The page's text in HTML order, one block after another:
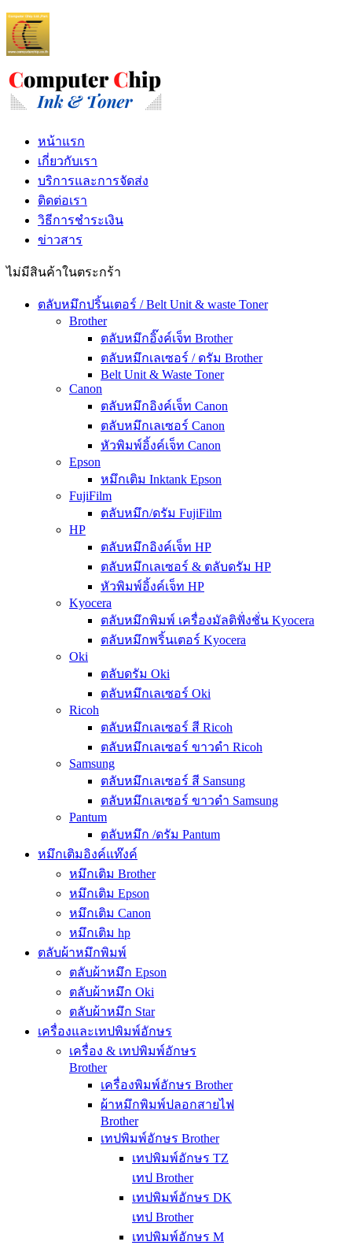
หน้าแรก
เกี่ยวกับเรา
บริการและการจัดส่ง
ติดต่อเรา
วิธีการชำระเงิน
ข่าวสาร
ไม่มีสินค้าในตระกร้า
ตลับหมึกปริ้นเตอร์ / Belt Unit & waste Toner
Brother
ตลับหมึกอิ๊งค์เจ็ท Brother
ตลับหมึกเลเซอร์ / ดรัม Brother
Belt Unit & Waste Toner
Canon
ตลับหมึกอิงค์เจ็ท Canon
ตลับหมึกเลเซอร์ Canon
หัวพิมพ์อิ้งค์เจ็ท Canon
Epson
หมึกเติม Inktank Epson
FujiFilm
ตลับหมึก/ดรัม FujiFilm
HP
ตลับหมึกอิงค์เจ็ท HP
ตลับหมึกเลเซอร์ & ตลับดรัม HP
หัวพิมพ์อิ้งค์เจ็ท HP
Kyocera
ตลับหมึกพิมพ์ เครื่องมัลติฟั่งชั่น Kyocera
ตลับหมึกพริ้นเตอร์ Kyocera
Oki
ตลับดรัม Oki
ตลับหมึกเลเซอร์ Oki
Ricoh
ตลับหมึกเลเซอร์ สี Ricoh
ตลับหมึกเลเซอร์ ขาวดำ Ricoh
Samsung
ตลับหมึกเลเซอร์ สี Sansung
ตลับหมึกเลเซอร์ ขาวดำ Samsung
Pantum
ตลับหมึก /ดรัม Pantum
หมึกเติมอิงค์แท๊งค์
หมึกเติม Brother
หมึกเติม Epson
หมึกเติม Canon
หมึกเติม hp
ตลับผ้าหมึกพิมพ์
ตลับผ้าหมึก Epson
ตลับผ้าหมึก Oki
ตลับผ้าหมึก Star
เครื่องและเทปพิมพ์อักษร
เครื่อง & เทปพิมพ์อักษร
Brother
เครื่องพิมพ์อักษร Brother
ผ้าหมึกพิมพ์ปลอกสายไฟ
Brother
เทปพิมพ์อักษร Brother
เทปพิมพ์อักษร TZ
เทป Brother
เทปพิมพ์อักษร DK
เทป Brother
เทปพิมพ์อักษร M